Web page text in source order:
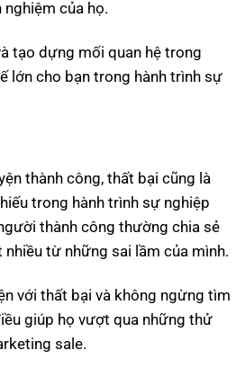
của họ.
tạo dựng mối quan hệ trong
lớn cho bạn trong hành trình sự
thành công, thất bại cũng là
trong hành trình sự nghiệp
thành công thường chia sẻ
nhiều từ những sai lầm của mình.
với thất bại và không ngừng tìm
giúp họ vượt qua những thử
sale.